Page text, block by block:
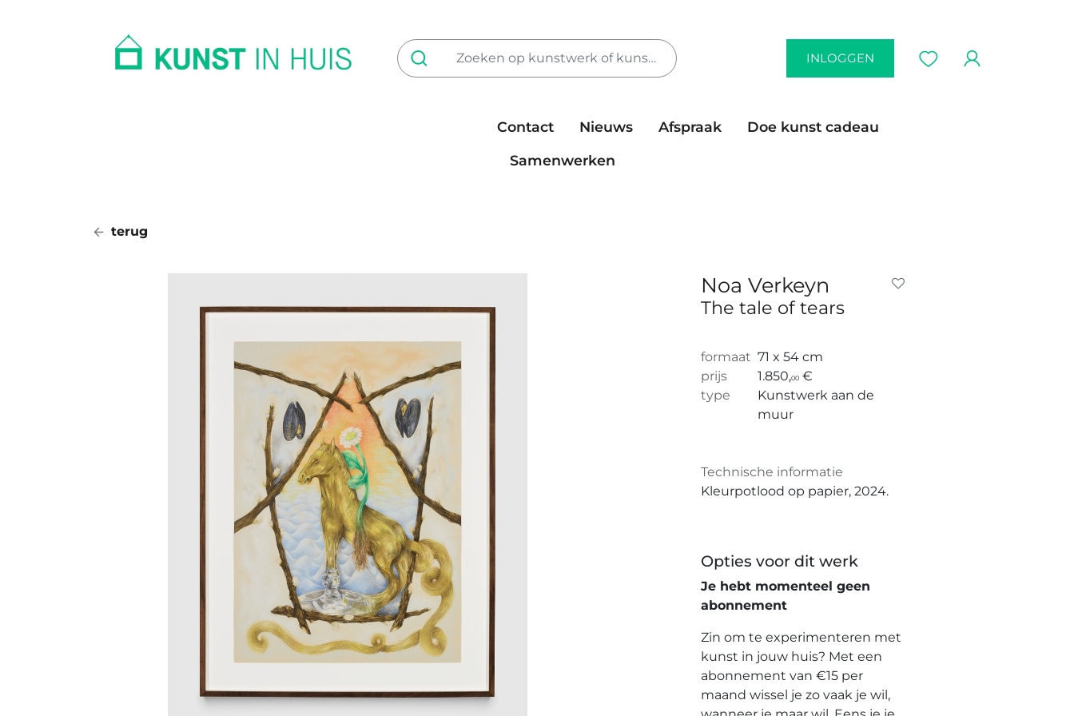
INLOGGEN
Contact Nieuws Afspraak
Doe kunst cadeau
Samenwerken
terug
Noa Verkeyn
The tale of tears
formaat 71 x 54 cm
prijs
1.850,00 €
type
Kunstwerk aan de
muur
Technische informatie
Kleurpotlood op papier, 2024.
Opties voor dit werk
Je hebt momenteel geen
abonnement
Zin om te experimenteren met
kunst in jouw huis? Met een
abonnement van €15 per
maand wissel je zo vaak je wil,